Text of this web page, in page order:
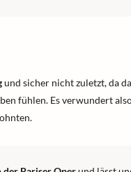
und sicher nicht zuletzt, da
fühlen. Es verwundert